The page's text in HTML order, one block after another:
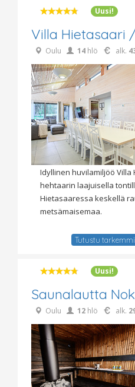
Uusi!
Villa Hietasaari
Oulu 14 hlö alk.
Idyllinen huvilamiljöö
hehtaarin laajuisella
Hietasaaressa keskellä
metsämaisemaa.
Tutustu
Uusi!
Saunalautta
Oulu 12 hlö alk.